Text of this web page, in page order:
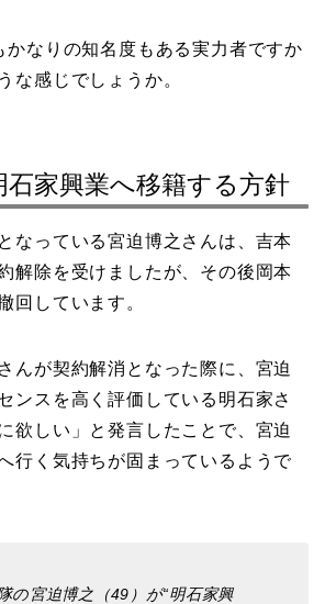
かなりの知名度もある実力者ですか
な感じでしょうか。
石家興業へ移籍する方針
なっている宮迫博之さんは、吉本
解除を受けましたが、その後岡本
回しています。
んが契約解消となった際に、宮迫
ンスを高く評価している明石家さ
欲しい」と発言したことで、宮迫
行く気持ちが固まっているようで
の宮迫博之（49）が“明石家興